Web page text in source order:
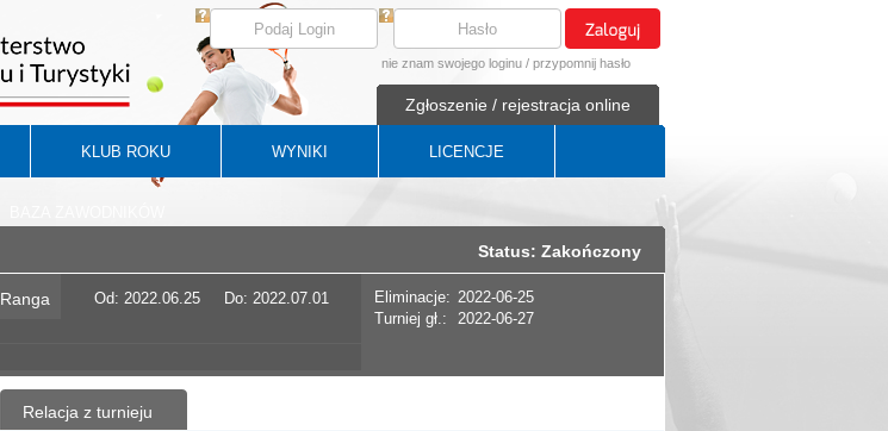
nie znam swojego loginu / przypomnij hasło
Zgłoszenie / rejestracja online
KLUB ROKU WYNIKI LICENCJE
Status: Zakończony
Ranga Od: 2022.06.25 Do: 2022.07.01 Eliminacje: 2022-06-25
Turniej gł.:
2022-06-27
Relacja z turnieju